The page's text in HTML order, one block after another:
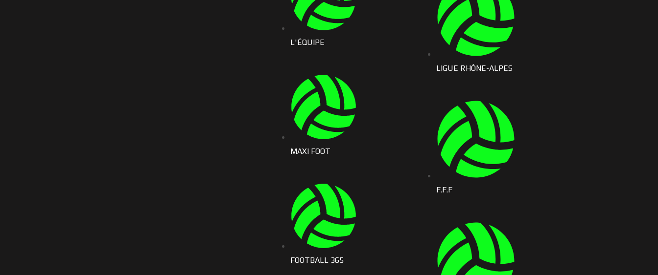
L'ÉQUIPE
MAXI FOOT
FOOTBALL 365
LIGUE RHÔNE-ALPES
F.F.F